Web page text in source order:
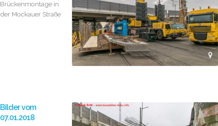
Brückenmontage in
der Mockauer Straße
Bilder vom
07.01.2018